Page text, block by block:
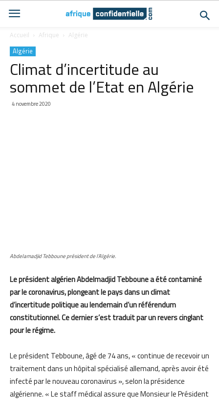
Accueil Afrique Algérie
Algérie
Climat d’incertitude au
sommet de l’Etat en Algérie
4 novembre 2020
Abdelamadjid Tebboune président de l’Algérie.
Le président algérien Abdelmadjid Tebboune a été contaminé
par le coronavirus, plongeant le pays dans un climat
d’incertitude politique au lendemain d’un référendum
constitutionnel. Ce dernier s’est traduit par un revers cinglant
pour le régime.
Le président Tebboune, âgé de 74 ans, « continue de recevoir un
traitement dans un hôpital spécialisé allemand, après avoir été
infecté par le nouveau coronavirus », selon la présidence
algérienne. « Le staff médical assure que Monsieur le Président